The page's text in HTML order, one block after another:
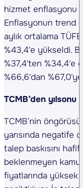
hizmet enflasyonu
Enflasyonun trend
aylık ortalama
%43,4'e yükseldi.
%37,4'ten %34,4'e
%66,6'dan
TCMB’den yılsonu
TCMB’nin
yarısında negatife
talep baskısını
beklenmeyen kamu
fiyatlarında yüksek